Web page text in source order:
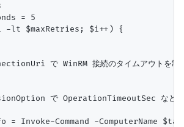
= 5
$maxRetries; $i++) {
で WinRM 接続のタイムアウトを制
で OperationTimeoutSec などを
= Invoke-Command -ComputerName